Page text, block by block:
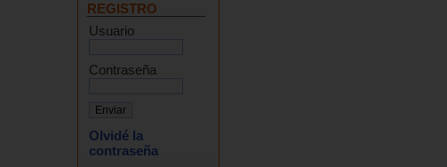
REGISTRO
Usuario
Contraseña
Olvidé la
contraseña